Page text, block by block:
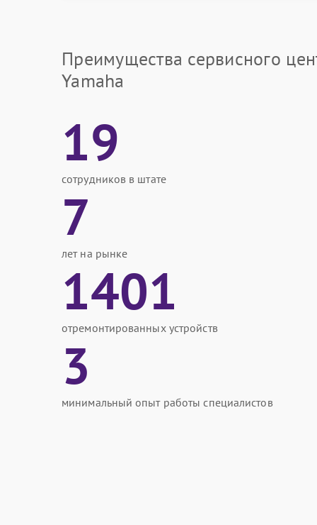
Преимущества сервисного
Yamaha
19
сотрудников в штате
7
лет на рынке
1401
отремонтированных устройств
3
минимальный опыт работы специалистов